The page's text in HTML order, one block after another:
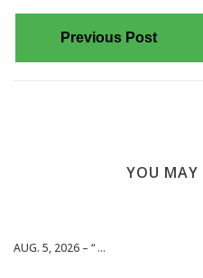
Previous Post
YOU MAY
AUG. 5, 2026 – “ ...